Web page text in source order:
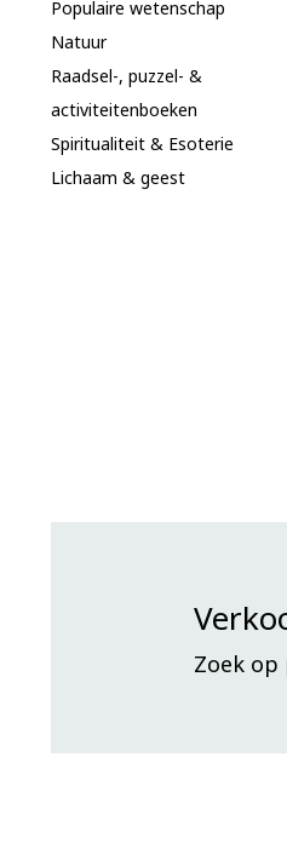
Populaire wetenschap
Natuur
Raadsel-, puzzel- &
activiteitenboeken
Spiritualiteit & Esoterie
Lichaam & geest
Zoek